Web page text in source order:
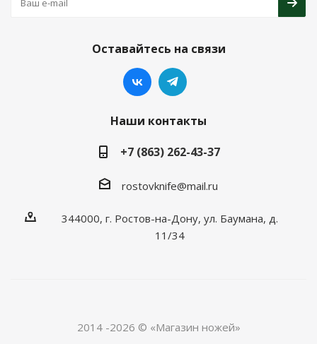
Оставайтесь на связи
Наши контакты
+7 (863) 262-43-37
rostovknife@mail.ru
344000, г. Ростов-на-Дону, ул. Баумана, д.
11/34
2014 -2026 © «Магазин ножей»